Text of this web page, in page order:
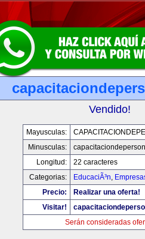
Vendido!
Mayusculas:
Minusculas:
Longitud:
22 caracteres
Categorias:
EducaciÃ³n,
Precio:
Realizar una oferta!
Visitar!
Serán consideradas